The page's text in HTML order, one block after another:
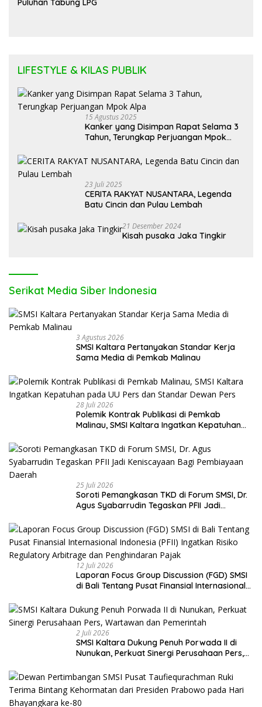
Puluhan Tabung LPG
LIFESTYLE & KILAS PUBLIK
15 Agustus 2025
Kanker yang Disimpan Rapat Selama 3
Tahun, Terungkap Perjuangan Mpok
23 Juli 2025
CERITA RAKYAT NUSANTARA, Legenda
Batu Cincin dan Pulau Lembah
21 Desember 2024
Kisah pusaka Jaka Tingkir
Serikat Media Siber Indonesia
3 Agustus 2026
SMSI Kaltara Pertanyakan Standar Kerja
Sama Media di Pemkab Malinau
28 Juli 2026
Polemik Kontrak Publikasi di Pemkab
Malinau, SMSI Kaltara Ingatkan Kepatuhan
25 Juli 2026
Soroti Pemangkasan TKD di Forum SMSI, Dr.
Agus Syabarrudin Tegaskan PFII Jadi
12 Juli 2026
Laporan Focus Group Discussion (FGD) SMSI
di Bali Tentang Pusat Finansial Internasional
Arbitrage dan Penghindaran Pajak
2 Juli 2026
SMSI Kaltara Dukung Penuh Porwada II di
Nunukan, Perkuat Sinergi Perusahaan Pers,